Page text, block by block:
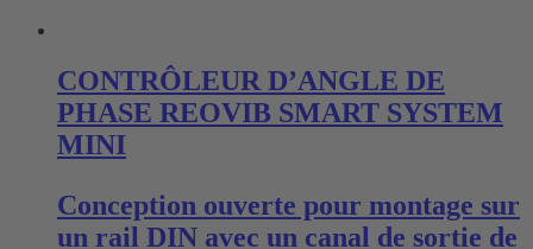
CONTRÔLEUR D’ANGLE DE
PHASE REOVIB SMART SYSTEM
MINI
Conception ouverte pour montage sur
un rail DIN avec un canal de sortie de